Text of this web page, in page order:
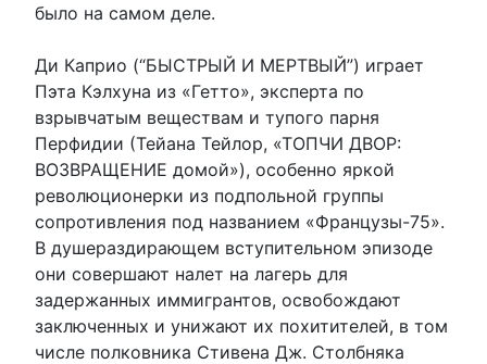
было на самом деле.
Ди Каприо (“БЫСТРЫЙ И МЕРТВЫЙ”) играет
Пэта Кэлхуна из «Гетто», эксперта по
взрывчатым веществам и тупого парня
Перфидии (Тейана Тейлор, «ТОПЧИ ДВОР:
ВОЗВРАЩЕНИЕ домой»), особенно яркой
революционерки из подпольной группы
сопротивления под названием «Французы-75».
В душераздирающем вступительном эпизоде
они совершают налет на лагерь для
задержанных иммигрантов, освобождают
заключенных и унижают их похитителей, в том
числе полковника Стивена Дж. Столбняка